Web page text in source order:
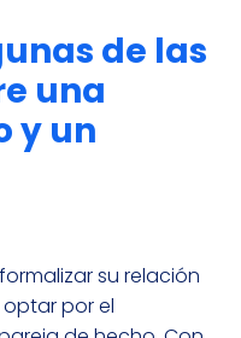
de las
una
y un
su relación
por el